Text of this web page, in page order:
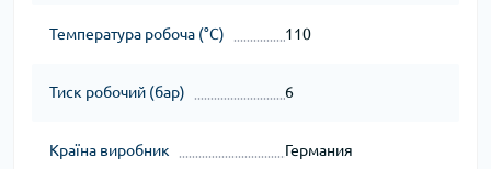
Температура робоча (°C) 110
Тиск робочий (бар) 6
Країна виробник Германия